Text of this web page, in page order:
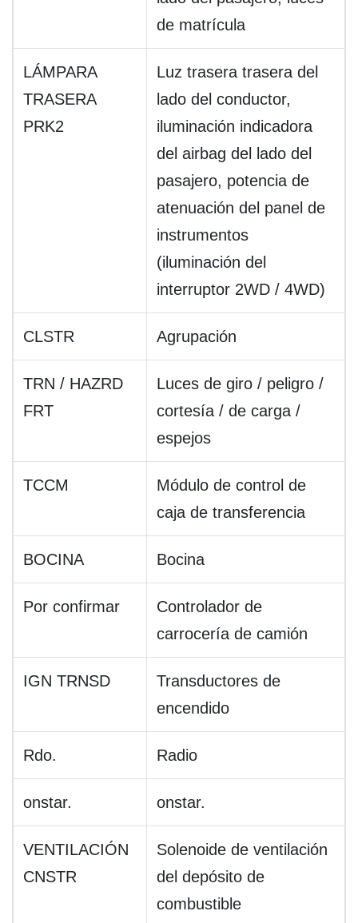
de matrícula
LÁMPARA
TRASERA
PRK2
Luz trasera trasera del
lado del conductor,
iluminación indicadora
del airbag del lado del
pasajero, potencia de
atenuación del panel de
instrumentos
(iluminación del
interruptor 2WD / 4WD)
CLSTR Agrupación
TRN / HAZRD
FRT
Luces de giro / peligro /
cortesía / de carga /
espejos
TCCM
Módulo de control de
caja de transferencia
BOCINA Bocina
Por confirmar
Controlador de
carrocería de camión
IGN TRNSD
Transductores de
encendido
Rdo. Radio
onstar. onstar.
VENTILACIÓN
CNSTR
Solenoide de ventilación
del depósito de
combustible